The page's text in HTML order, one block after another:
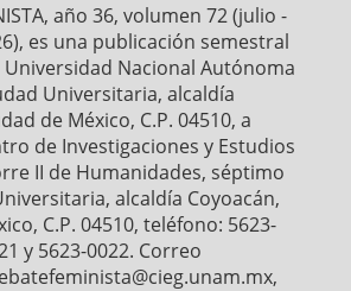
p
año 36, volumen 72 (julio -
es una publicación semestral
Nacional Autónoma
Universitaria, alcaldía
de México, C.P. 04510, a
de Investigaciones y Estudios
II de Humanidades, séptimo
alcaldía Coyoacán,
C.P. 04510, teléfono: 5623-
y 5623-0022. Correo